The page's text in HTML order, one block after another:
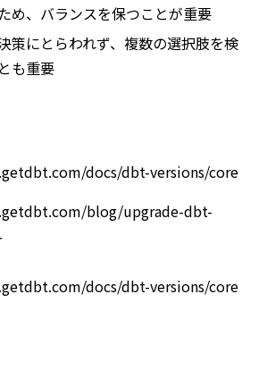
め、バランスを保つことが重要
策にとらわれず、複数の選択肢を検
も重要
docs/dbt-versions/core
blog/upgrade-dbt-
docs/dbt-versions/core